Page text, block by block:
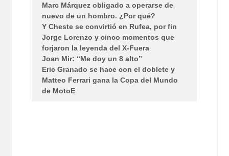
Marc Márquez obligado a operarse de
nuevo de un hombro. ¿Por qué?
Y Cheste se convirtió en Rufea, por fin
Jorge Lorenzo y cinco momentos que
forjaron la leyenda del X-Fuera
Joan Mir: “Me doy un 8 alto”
Eric Granado se hace con el doblete y
Matteo Ferrari gana la Copa del Mundo
de MotoE